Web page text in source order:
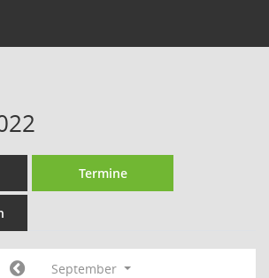
Termine
September